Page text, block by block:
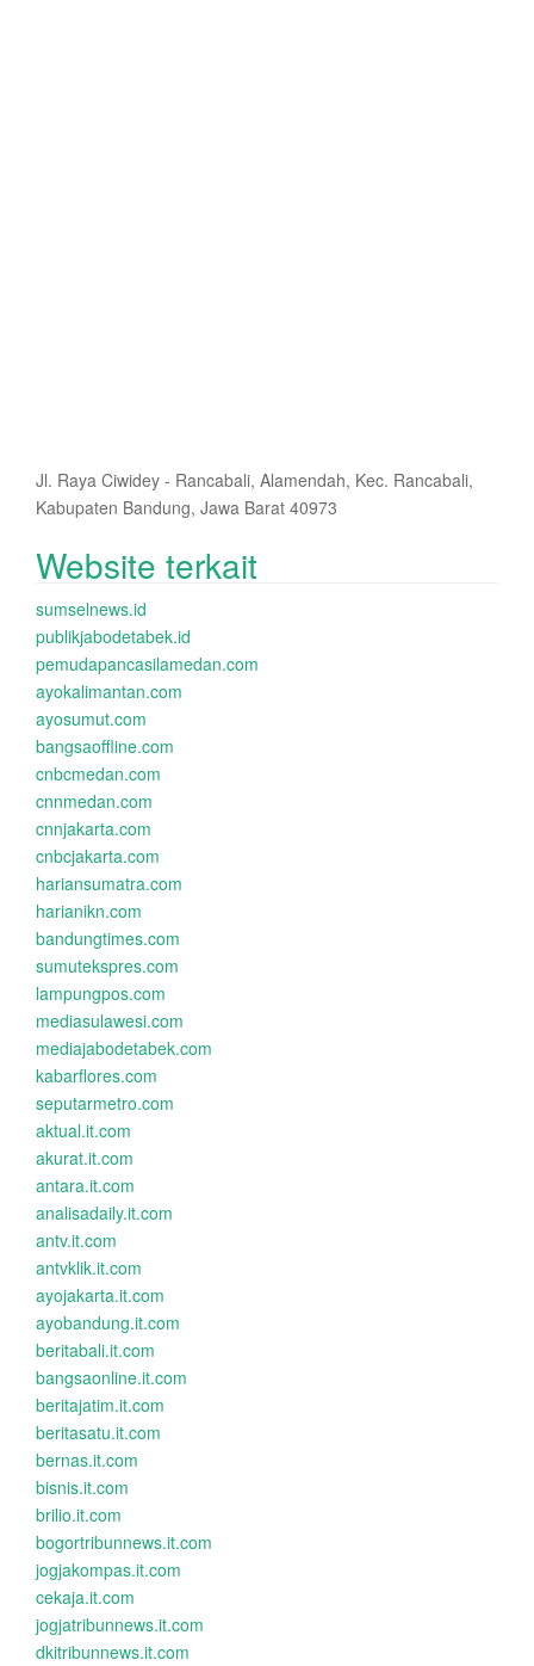
Jl. Raya Ciwidey - Rancabali, Alamendah, Kec. Rancabali,
Kabupaten Bandung, Jawa Barat 40973
Website terkait
sumselnews.id
publikjabodetabek.id
pemudapancasilamedan.com
ayokalimantan.com
ayosumut.com
bangsaoffline.com
cnbcmedan.com
cnnmedan.com
cnnjakarta.com
cnbcjakarta.com
hariansumatra.com
harianikn.com
bandungtimes.com
sumutekspres.com
lampungpos.com
mediasulawesi.com
mediajabodetabek.com
kabarflores.com
seputarmetro.com
aktual.it.com
akurat.it.com
antara.it.com
analisadaily.it.com
antv.it.com
antvklik.it.com
ayojakarta.it.com
ayobandung.it.com
beritabali.it.com
bangsaonline.it.com
beritajatim.it.com
beritasatu.it.com
bernas.it.com
bisnis.it.com
brilio.it.com
bogortribunnews.it.com
jogjakompas.it.com
cekaja.it.com
jogjatribunnews.it.com
dkitribunnews.it.com